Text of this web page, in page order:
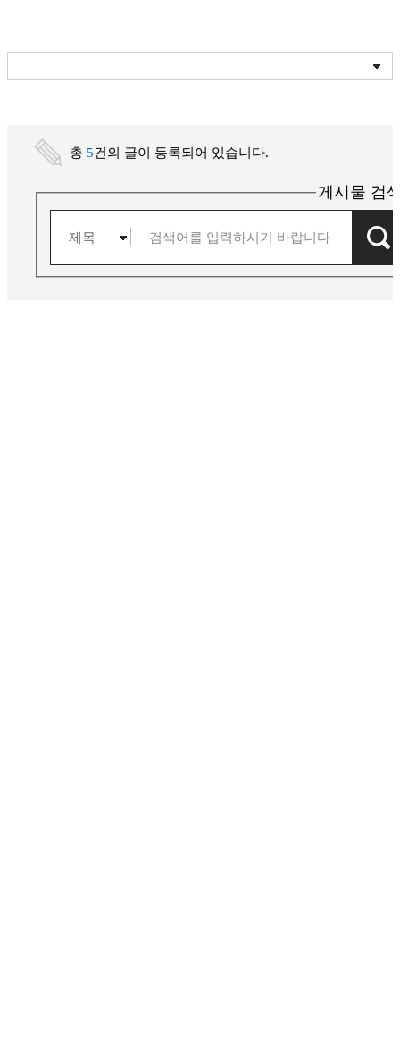
단과대학/학부
학과/전공
총 5건의 글이 등록되어 있습니다.
게시물 검